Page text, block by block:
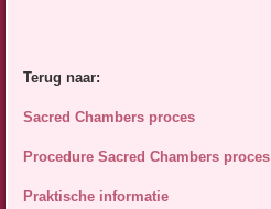
Terug naar:
Sacred Chambers proces
Procedure Sacred Chambers proces
Praktische informatie